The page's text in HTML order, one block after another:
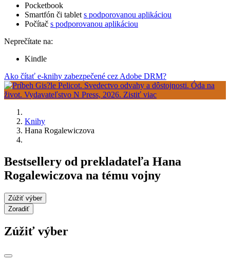
Pocketbook
Smartfón či tablet s podporovanou aplikáciou
Počítač s podporovanou aplikáciou
Neprečítate na:
Kindle
Ako čítať e-knihy zabezpečené cez Adobe DRM?
Knihy
Hana Rogalewiczova
Bestsellery od prekladateľa Hana
Rogalewiczova na tému vojny
Zúžiť výber
Zoradiť
Zúžiť výber